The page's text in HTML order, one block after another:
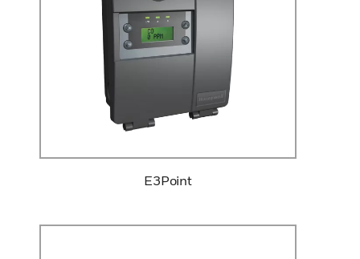
E3Point